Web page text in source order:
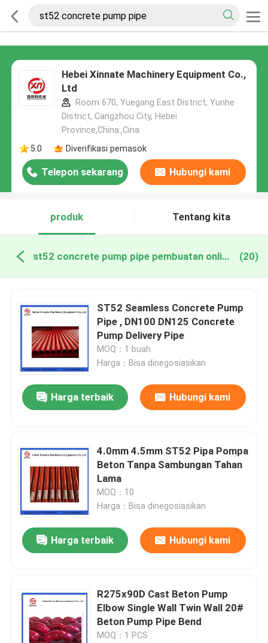
Hebei Xinnate Machinery Equipment Co.,
Ltd
Room 670, Yuegang East District, Yunhe
District, Cangzhou City, Hebei
Province,China.,Cina
5.0
Diverifikasi pemasok
Telepon sekarang Hubungi kami
produk Tentang kita
st52 concrete pump pipe pembuatan online (20)
ST52 Seamless Concrete Pump
Pipe , DN100 DN125 Concrete
Pump Delivery Pipe
MOQ：1 buah
Harga：Bisa dinegosiasikan
Harga terbaik Hubungi kami
4.0mm 4.5mm ST52 Pipa Pompa
Beton Tanpa Sambungan Tahan
Lama
MOQ：10
Harga：Bisa dinegosiasikan
Harga terbaik Hubungi kami
R275x90D Cast Beton Pump
Elbow Single Wall Twin Wall 20#
Beton Pump Pipe Bend
MOQ：1 PCS